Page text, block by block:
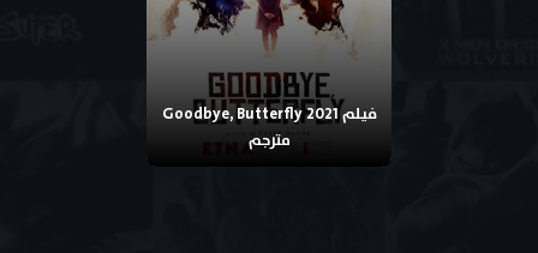
فيلم Goodbye, Butterfly 2021
مترجم